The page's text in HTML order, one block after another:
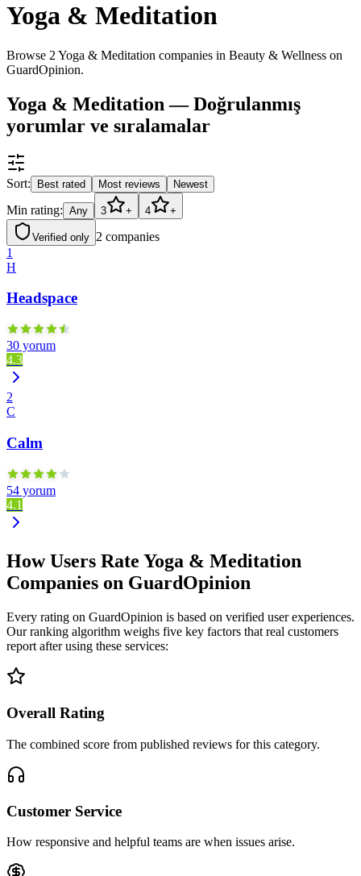
Yoga & Meditation
Browse 2 Yoga & Meditation companies in Beauty & Wellness on
GuardOpinion.
Yoga & Meditation — Doğrulanmış
yorumlar ve sıralamalar
Sort: Best rated Most reviews Newest
Min rating: Any 3 + 4 +
Verified only 2 companies
1
H
Headspace
30 yorum
4.3
2
C
Calm
54 yorum
4.1
How Users Rate Yoga & Meditation
Companies on GuardOpinion
Every rating on GuardOpinion is based on verified user experiences.
Our ranking algorithm weighs five key factors that real customers
report after using these services:
Overall Rating
The combined score from published reviews for this category.
Customer Service
How responsive and helpful teams are when issues arise.